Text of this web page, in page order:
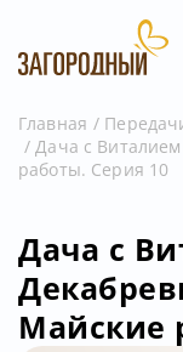
Главная
Дача с
работы. Серия 10
Дача с
Майские